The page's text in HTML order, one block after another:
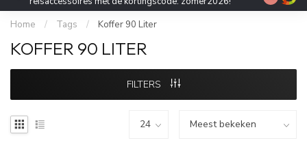
Home / Tags / Koffer 90 Liter
KOFFER 90 LITER
FILTERS